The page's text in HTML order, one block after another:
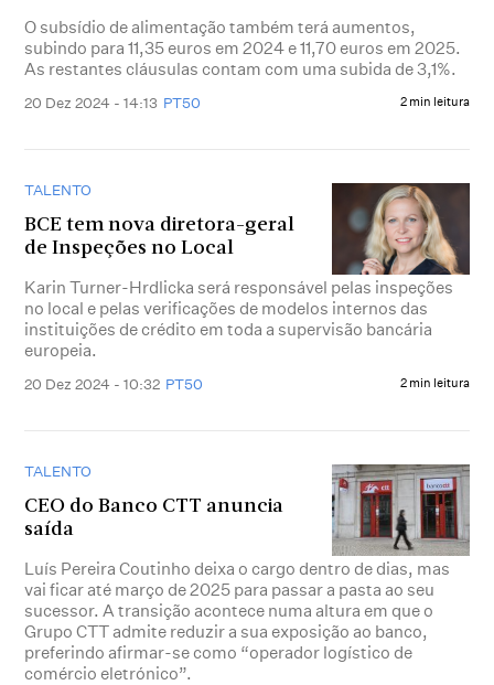
O subsídio de alimentação também terá aumentos,
subindo para 11,35 euros em 2024 e 11,70 euros em 2025.
As restantes cláusulas contam com uma subida de 3,1%.
20 Dez 2024 - 14:13 PT50 2 min leitura
TALENTO
BCE tem nova diretora-geral
de Inspeções no Local
Karin Turner-Hrdlicka será responsável pelas inspeções
no local e pelas verificações de modelos internos das
instituições de crédito em toda a supervisão bancária
europeia.
20 Dez 2024 - 10:32 PT50 2 min leitura
TALENTO
CEO do Banco CTT anuncia
saída
Luís Pereira Coutinho deixa o cargo dentro de dias, mas
vai ficar até março de 2025 para passar a pasta ao seu
sucessor. A transição acontece numa altura em que o
Grupo CTT admite reduzir a sua exposição ao banco,
preferindo afirmar-se como “operador logístico de
comércio eletrónico”.